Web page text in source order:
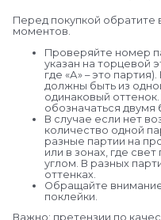
Перед покупкой обратите
моментов.
Проверяйте номер
указан на торцевой
где «А» – это
должны быть из
одинаковый
обозначаться двумя
В случае если нет
количество одной
разные партии на
или в зонах, где
углом. В разных
оттенках.
Обращайте внимание
поклейки.
Важно: претензии по